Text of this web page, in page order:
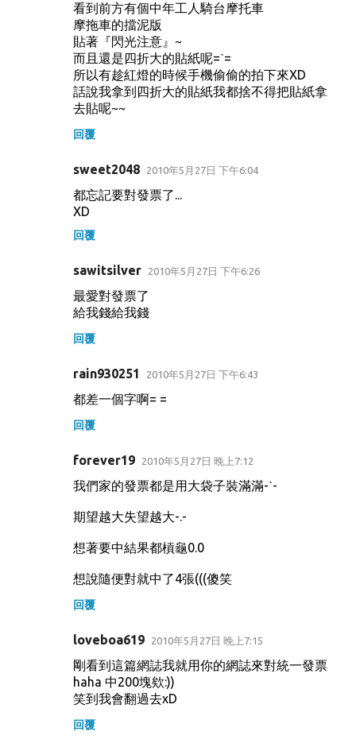
看到前方有個中年工人騎台摩托車
摩拖車的擋泥版
貼著『閃光注意』~
而且還是四折大的貼紙呢=ˋ=
所以有趁紅燈的時候手機偷偷的拍下來XD
話說我拿到四折大的貼紙我都捨不得把貼紙拿
去貼呢~~
回覆
sweet2048 2010年5月27日 下午6:04
都忘記要對發票了...
XD
回覆
sawitsilver 2010年5月27日 下午6:26
最愛對發票了
給我錢給我錢
回覆
rain930251 2010年5月27日 下午6:43
都差一個字啊= =
回覆
forever19 2010年5月27日 晚上7:12
我們家的發票都是用大袋子裝滿滿-ˋ-
期望越大失望越大-.-
想著要中結果都槓龜0.0
想說隨便對就中了4張(((傻笑
回覆
loveboa619 2010年5月27日 晚上7:15
剛看到這篇網誌我就用你的網誌來對統一發票
haha 中200塊欸:))
笑到我會翻過去xD
回覆